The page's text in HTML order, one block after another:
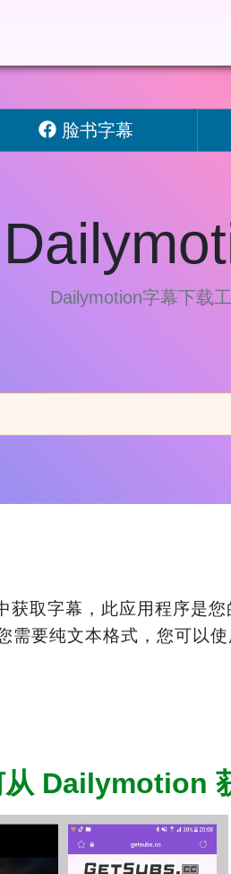
脸书字幕
Dailymotion字幕下载
取字幕，此应用程序是
需要纯文本格式，您可以
Dailymotion